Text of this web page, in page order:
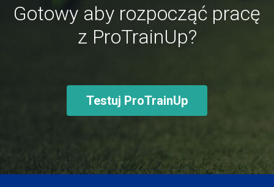
Gotowy aby rozpocząć pracę
z ProTrainUp?
Testuj ProTrainUp